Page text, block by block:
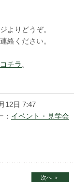
よりどうぞ。
絡ください。
チラ 。
12日 7:47
： イベント・見学会
次へ ＞